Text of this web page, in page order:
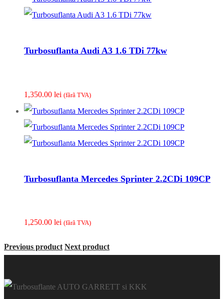
Turbosuflanta Audi A3 1.6 TDi 77kw
1,350.00 lei (fãrã TVA)
Turbosuflanta Mercedes Sprinter 2.2CDi 109CP
1,250.00 lei (fãrã TVA)
Previous product Next product